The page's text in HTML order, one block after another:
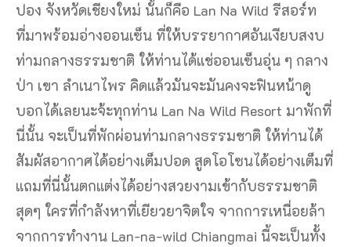
ปอง จังหวัดเชียงใหม่ นั้นก็คือ Lan Na Wild รีสอร์ท
ที่มาพร้อมอ่างออนเซ็น ที่ให้บรรยากาศอันเงียบสงบ
ท่ามกลางธรรมชาติ ให้ท่านได้แช่ออนเซ็นอุ่น ๆ กลาง
ป่า เขา ลำเนาไพร คิดแล้วมันจะมันคงจะฟินหน้าดู
บอกได้เลยนะจ้ะทุกท่าน Lan Na Wild Resort มาพักที่
นี่นั้น จะเป็นที่พักผ่อนท่ามกลางธรรมชาติ ให้ท่านได้
สัมผัสอากาศได้อย่างเต็มปอด สูดโอโซนได้อย่างเต็มที่
แถมที่นี่นั้นตกแต่งได้อย่างสวยงามเข้ากับธรรมชาติ
สุดๆ ใครที่กำลังหาที่เยียวยาจิตใจ จากการเหนื่อยล้า
จากการทำงาน Lan-na-wild Chiangmai นี้จะเป็นทั้ง